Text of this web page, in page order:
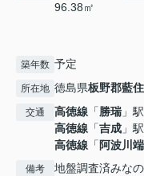
96.38㎡
築年数 予定
所在地 徳島県板野郡藍
交通 高徳線 「勝瑞 」
高徳線 「吉成 」
高徳線 「 阿波川端
備考
地盤調査済みな